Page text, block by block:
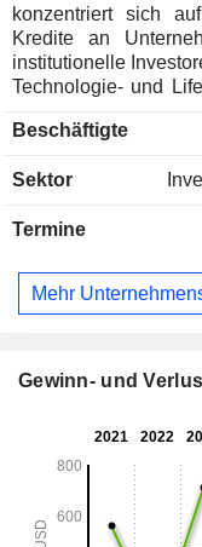
konzentriert sich
Kredite an
institutionelle
Technologie- und
Nettoanlageerträge
vorrangig besicherte
verschiedenen
attraktiven Renditen
Dienstleistungen
Anlagen,
Beschäftigte
Sektor
Termine
Mehr
Gewinn- und